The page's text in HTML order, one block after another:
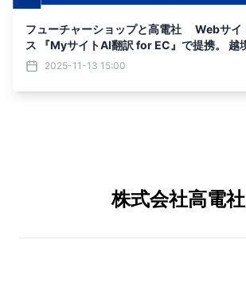
フューチャーショップと高電社 Webサイ
ス 『MyサイトAI翻訳 for EC』で提携。 越
援！2025-11-13 15:00
株式会社高電社